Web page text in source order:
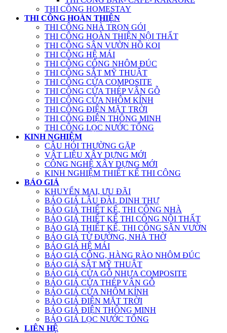
THI CÔNG HOMESTAY
THI CÔNG HOÀN THIỆN
THI CÔNG NHÀ TRỌN GÓI
THI CÔNG HOÀN THIỆN NỘI THẤT
THI CÔNG SÂN VƯỜN HỒ KOI
THI CÔNG HỆ MÁI
THI CÔNG CỔNG NHÔM ĐÚC
THI CÔNG SẮT MỸ THUẬT
THI CÔNG CỬA COMPOSITE
THI CÔNG CỬA THÉP VÂN GỖ
THI CÔNG CỬA NHÔM KÍNH
THI CÔNG ĐIỆN MẶT TRỜI
THI CÔNG ĐIỆN THÔNG MINH
THI CÔNG LỌC NƯỚC TỔNG
KINH NGHIỆM
CÂU HỎI THƯỜNG GẶP
VẬT LIỆU XÂY DỰNG MỚI
CÔNG NGHỆ XÂY DỰNG MỚI
KINH NGHIỆM THIẾT KẾ THI CÔNG
BÁO GIÁ
KHUYẾN MẠI, ƯU ĐÃI
BÁO GIÁ LÂU ĐÀI, DINH THỰ
BÁO GIÁ THIẾT KẾ, THI CÔNG NHÀ
BÁO GIÁ THIẾT KẾ THI CÔNG NỘI THẤT
BÁO GIÁ THIẾT KẾ, THI CÔNG SÂN VƯỜN
BÁO GIÁ TỪ ĐƯỜNG, NHÀ THỜ
BÁO GIÁ HỆ MÁI
BÁO GIÁ CỔNG, HÀNG RÀO NHÔM ĐÚC
BÁO GIÁ SẮT MỸ THUẬT
BÁO GIÁ CỬA GỖ NHỰA COMPOSITE
BÁO GIÁ CỬA THÉP VÂN GỖ
BÁO GIÁ CỬA NHÔM KÍNH
BÁO GIÁ ĐIỆN MẶT TRỜI
BÁO GIÁ ĐIỆN THÔNG MINH
BÁO GIÁ LỌC NƯỚC TỔNG
LIÊN HỆ